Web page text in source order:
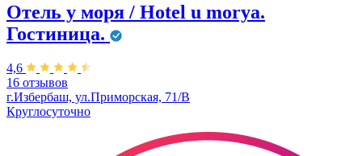
Отель у моря / Hotel u morya.
Гостиница.
4,6
16 отзывов
г.Избербаш, ул.Приморская, 71/В
Круглосуточно